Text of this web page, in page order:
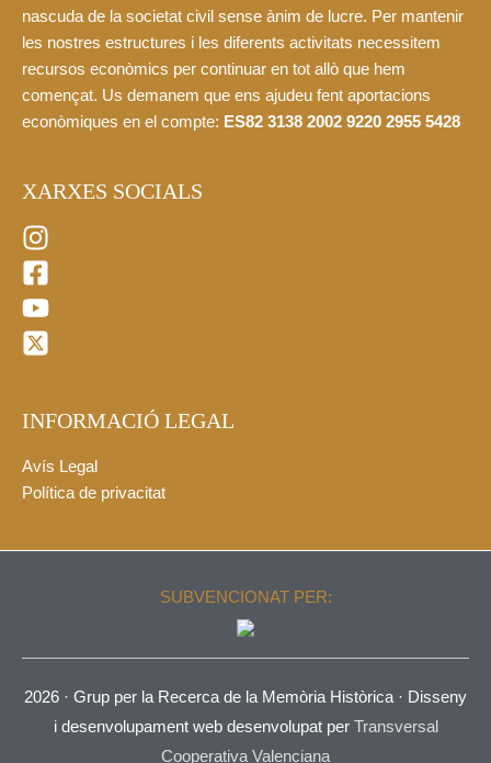
nascuda de la societat civil sense ànim de lucre. Per mantenir
les nostres estructures i les diferents activitats necessitem
recursos econòmics per continuar en tot allò que hem
començat. Us demanem que ens ajudeu fent aportacions
econòmiques en el compte: ES82 3138 2002 9220 2955 5428
XARXES SOCIALS
INFORMACIÓ LEGAL
Avís Legal
Política de privacitat
SUBVENCIONAT PER:
2026 · Grup per la Recerca de la Memòria Històrica· Disseny
i desenvolupament web desenvolupat per Transversal
Cooperativa Valenciana